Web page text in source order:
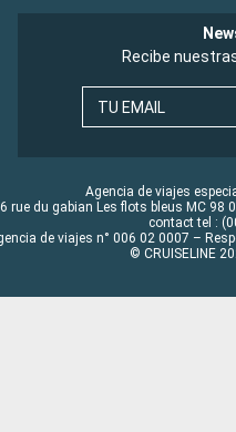
Recibe
TU EMAIL
Agencia de viajes
rue du gabian Les flots bleus MC 98
contact tel :
de viajes n° 006 02 0007 –
© CRUISELINE